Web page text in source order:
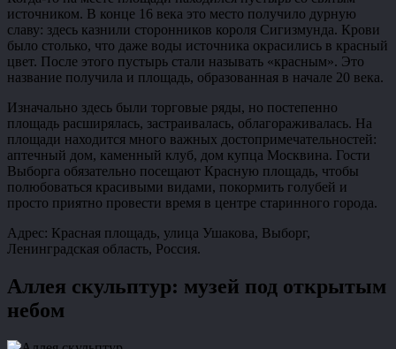
источником. В конце 16 века это место получило дурную
славу: здесь казнили сторонников короля Сигизмунда. Крови
было столько, что даже воды источника окрасились в красный
цвет. После этого пустырь стали называть «красным». Это
название получила и площадь, образованная в начале 20 века.
Изначально здесь были торговые ряды, но постепенно
площадь расширялась, застраивалась, облагораживалась. На
площади находится много важных достопримечательностей:
аптечный дом, каменный клуб, дом купца Москвина. Гости
Выборга обязательно посещают Красную площадь, чтобы
полюбоваться красивыми видами, покормить голубей и
просто приятно провести время в центре старинного города.
Адрес: Красная площадь, улица Ушакова, Выборг,
Ленинградская область, Россия.
Аллея скульптур: музей под открытым
небом